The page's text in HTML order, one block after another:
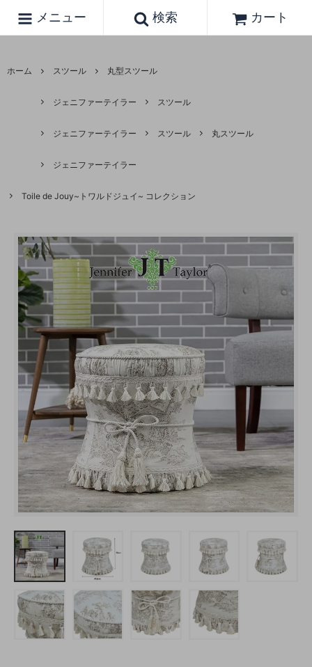
メニュー 検索 カート
ホーム スツール 丸型スツール
ジェニファーテイラー スツール
ジェニファーテイラー スツール 丸スツール
ジェニファーテイラー
Toile de Jouy~トワルドジュイ~ コレクション